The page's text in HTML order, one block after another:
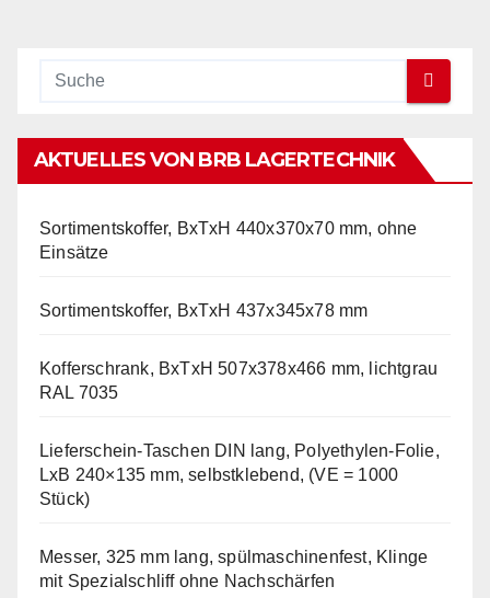
AKTUELLES VON BRB LAGERTECHNIK
Sortimentskoffer, BxTxH 440x370x70 mm, ohne
Einsätze
Sortimentskoffer, BxTxH 437x345x78 mm
Kofferschrank, BxTxH 507x378x466 mm, lichtgrau
RAL 7035
Lieferschein-Taschen DIN lang, Polyethylen-Folie,
LxB 240×135 mm, selbstklebend, (VE = 1000
Stück)
Messer, 325 mm lang, spülmaschinenfest, Klinge
mit Spezialschliff ohne Nachschärfen